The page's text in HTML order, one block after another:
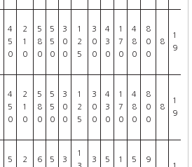
4
5
0
2
1
0
5
8
0
5
5
0
3
0
0
1
2
5
3
0
0
4
3
0
1
7
0
4
8
0
8
0
0
8
1
9
4
5
0
2
1
0
5
8
0
5
5
0
3
0
0
1
2
5
3
0
0
4
3
0
1
7
0
4
8
0
8
0
0
8
1
9
5
2
6
5
3
1
3
5
1
5
9